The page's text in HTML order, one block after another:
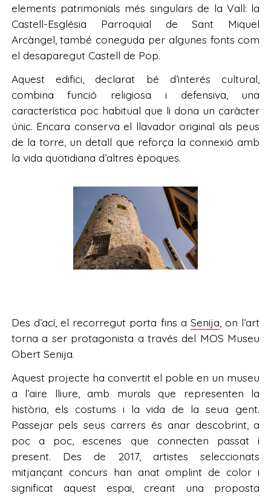
elements patrimonials més singulars de la Vall: la
Castell-Església Parroquial de Sant Miquel
Arcàngel, també coneguda per algunes fonts com
el desaparegut Castell de Pop.
Aquest edifici, declarat bé d’interés cultural,
combina funció religiosa i defensiva, una
característica poc habitual que li dona un caràcter
únic. Encara conserva el llavador original als peus
de la torre, un detall que reforça la connexió amb
la vida quotidiana d’altres èpoques.
Des d’ací, el recorregut porta fins a Senija , on l’art
torna a ser protagonista a través del MOS Museu
Obert Senija.
Aquest projecte ha convertit el poble en un museu
a l’aire lliure, amb murals que representen la
història, els costums i la vida de la seua gent.
Passejar pels seus carrers és anar descobrint, a
poc a poc, escenes que connecten passat i
present. Des de 2017, artistes seleccionats
mitjançant concurs han anat omplint de color i
significat aquest espai, creant una proposta